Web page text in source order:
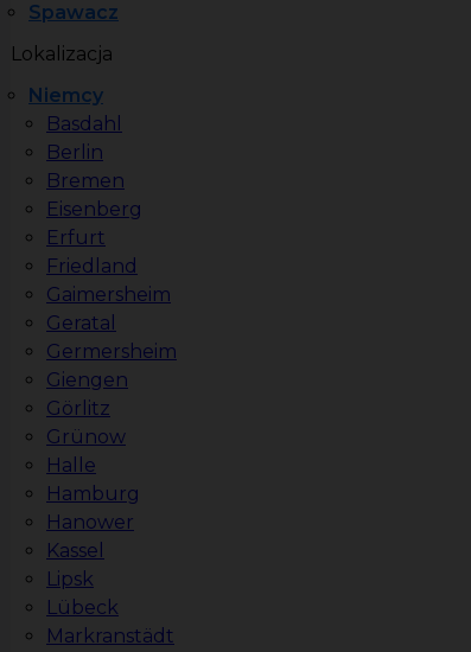
Spawacz
Lokalizacja
Niemcy
Basdahl
Berlin
Bremen
Eisenberg
Erfurt
Friedland
Gaimersheim
Geratal
Germersheim
Giengen
Görlitz
Grünow
Halle
Hamburg
Hanower
Kassel
Lipsk
Lübeck
Markranstädt